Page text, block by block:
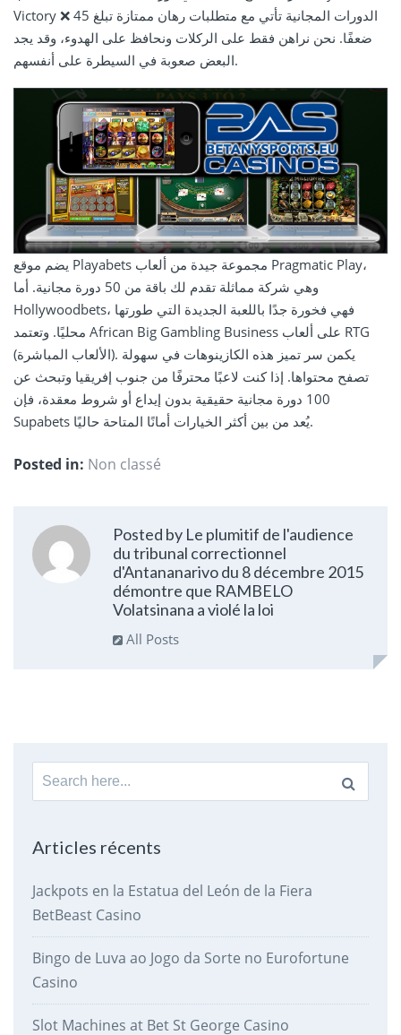
Victory ❌ الدورات المجانية تأتي مع متطلبات رهان ممتازة تبلغ 45
ضعفًا. نحن نراهن فقط على الركلات ونحافظ على الهدوء، وقد يجد
البعض صعوبة في السيطرة على أنفسهم.
يضم موقع Playabets مجموعة جيدة من ألعاب Pragmatic Play،
وهي شركة مماثلة تقدم لك باقة من 50 دورة مجانية. أما
Hollywoodbets، فهي فخورة جدًا باللعبة الجديدة التي طورتها
محليًا. وتعتمد African Big Gambling Business على ألعاب RTG
(الألعاب المباشرة). يكمن سر تميز هذه الكازينوهات في سهولة
تصفح محتواها. إذا كنت لاعبًا محترفًا من جنوب إفريقيا وتبحث عن
100 دورة مجانية حقيقية بدون إيداع أو شروط معقدة، فإن
Supabets يُعد من بين أكثر الخيارات أمانًا المتاحة حاليًا.
Posted in: Non classé
Posted by Le plumitif de l'audience
du tribunal correctionnel
d'Antananarivo du 8 décembre 2015
démontre que RAMBELO
Volatsinana a violé la loi
All Posts
Search
for:
Articles récents
Jackpots en la Estatua del León de la Fiera
BetBeast Casino
Bingo de Luva ao Jogo da Sorte no Eurofortune
Casino
Slot Machines at Bet St George Casino